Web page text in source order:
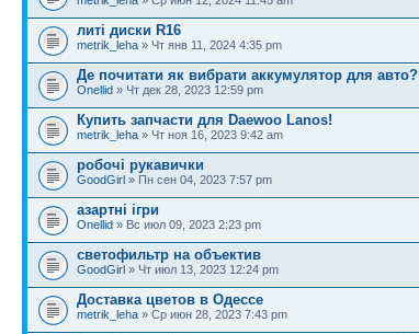
литі диски R16
metrik_leha » Чт янв 11, 2024 4:35 pm
Де почитати як вибрати аккумулятор для авто?
Onellid » Чт дек 28, 2023 12:59 pm
Купить запчасти для Daewoo Lanos!
metrik_leha » Чт ноя 16, 2023 9:42 am
робочі рукавички
GoodGirl » Пн сен 04, 2023 7:57 pm
азартні ігри
Onellid » Вс июл 09, 2023 2:23 pm
светофильтр на объектив
GoodGirl » Чт июл 13, 2023 12:24 pm
Доставка цветов в Одессе
metrik_leha » Ср июн 28, 2023 7:43 pm